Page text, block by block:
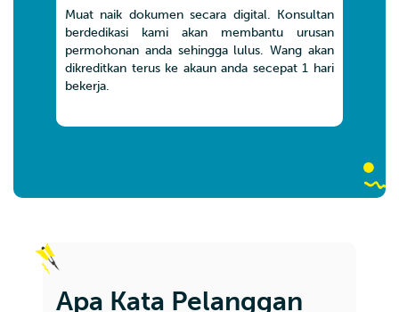
Muat naik dokumen secara digital. Konsultan
berdedikasi kami akan membantu urusan
permohonan anda sehingga lulus. Wang akan
dikreditkan terus ke akaun anda secepat 1 hari
bekerja.
Apa Kata Pelanggan